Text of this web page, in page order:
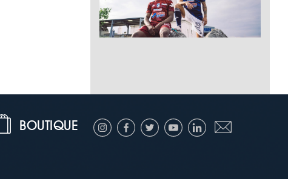
BOUTIQUE